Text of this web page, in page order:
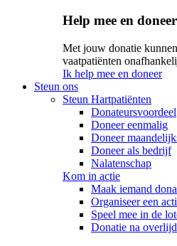
Help mee en doneer
Met jouw donatie
vaatpatiënten
Ik help mee en doneer
Steun ons
Steun Hartpatiënten
Donateursvoordeel
Doneer eenmalig
Doneer
Doneer als bedrijf
Nalatenschap
Kom in actie
Maak iemand
Organiseer een
Speel mee in de
Donatie na